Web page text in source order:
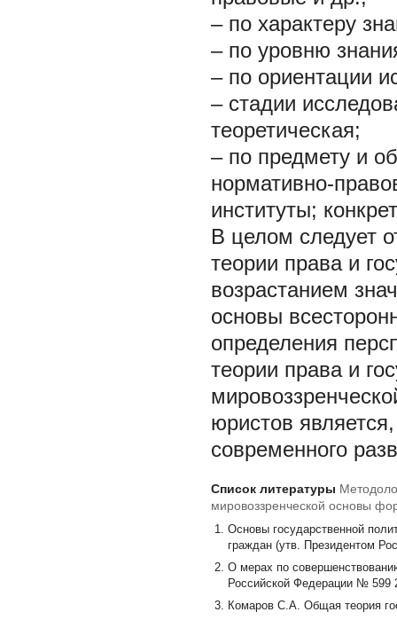
– по характеру
– по уровню
– по ориентации
– стадии
теоретическая;
– по предмету и
нормативно-
институты;
В целом следует
теории права и
возрастанием
основы
определения
теории права и
юристов
современного
Список литературы
мировоззренческой основы
Основы государственной
граждан (утв. Президентом
О мерах по
Российской Федерации № 599
Комаров С.А. Общая теория